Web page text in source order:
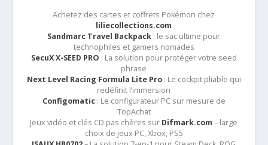
Achetez des cartes et coffrets Pokémon chez
liliecollections.com
Sandmarc Travel Backpack : le sac ultime pour
technophiles et gamers nomades
SecuX X-SEED PRO : La solution pour protéger votre seed
phrase
Next Level Racing Formula Lite Pro: Le cockpit pliable qui
redéfinit l’immersion
Configomatic: Le configurateur PC sur mesure de
TopAchat
Jeux vidéo et clés CD pas chères sur Difmark.com – large
choix de jeux PC, Xbox, PS5